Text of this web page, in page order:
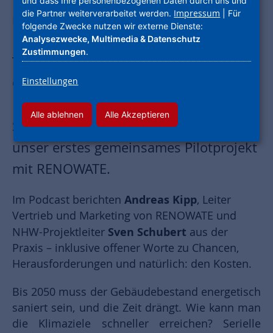
mit Experten der Immobilienbranche.
In der Folge „Serielle Sanierung – der
Turbo für den klimaneutralen
Gebäudebestand“ gibt es spannende
Einblicke in unsere erste serielle
Sanierung in Maintal-Bischofsheim –
unser erstes gemeinsames Pilotprojekt
mit RENOWATE.
Im Podcast berichten Andreas Kipp, Leiter
Vertrieb und Marketing von RENOWATE und
NHW-Projektleiter Sven Schubert aus der
Praxis – inklusive offener Worte zu Chancen,
Herausforderungen und natürlich: den Kosten.
Bis 2050 muss der Gebäudebestand energetisch
saniert sein, und die Zeit drängt. Wie kann man
die Klimaziele schneller erreichen? Serielle
die Partner weiterverarbeitet werden. Impressum | Für
folgende Zwecke nutzen wir externe Dienste:
Analysezwecke, Multimedia & Datenschutz
Zustimmungen.
Einstellungen
Alle ablehnen Alle Akzeptieren